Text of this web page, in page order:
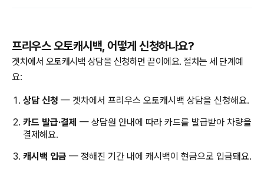
프리우스 오토캐시백, 어떻게 신청하나요?
겟차에서 오토캐시백 상담을 신청하면 끝이에요. 절차는 세 단계예
요:
상담 신청 — 겟차에서 프리우스 오토캐시백 상담을 신청해요.
카드 발급·결제 — 상담원 안내에 따라 카드를 발급받아 차량을
결제해요.
캐시백 입금 — 정해진 기간 내에 캐시백이 현금으로 입금돼요.